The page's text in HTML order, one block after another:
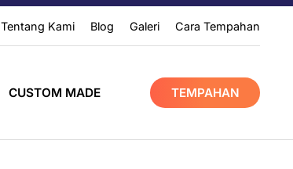
Tentang Kami Blog Galeri Cara Tempahan
CUSTOM MADE TEMPAHAN